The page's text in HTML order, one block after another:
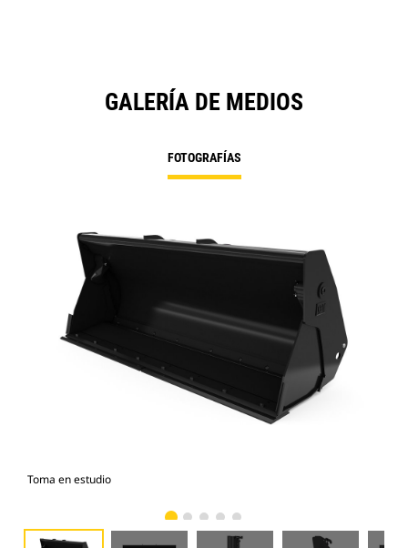
GALERÍA DE MEDIOS
FOTOGRAFÍAS
Toma en estudio